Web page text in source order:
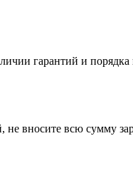
гарантий и порядка
вносите всю сумму